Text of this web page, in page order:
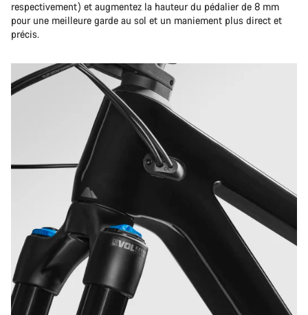
respectivement) et augmentez la hauteur du pédalier de 8 mm
pour une meilleure garde au sol et un maniement plus direct et
précis.